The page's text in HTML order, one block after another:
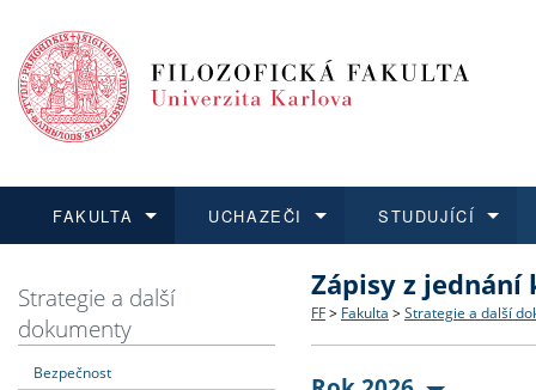
FAKULTA
Dozvědět se více
Struktura a historie
Strategie a další
UCHAZEČI
Podat přihlášku
Co studovat a jak se
Učitelské studijní
STUDUJÍCÍ
Dozvědět se více
Bakalářské a magisterské
Doktorské studium
Dozvědět se více
O vědě a výzkumu na FF
Akademické kvalifikace
Dozvědět se více
Aktuální nabídky a
Vyjíždějící studenti
Strategie a další
dokumenty
Bezpečnost
Zápisy z jednání
FF > Fakulta > Strategie a další